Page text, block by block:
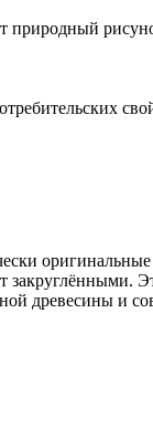
древесины и